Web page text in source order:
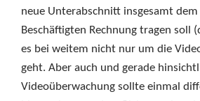
neue Unterabschnitt insgesamt
Beschäftigten Rechnung tragen soll
es bei weitem nicht nur um die
geht. Aber auch und gerade
Videoüberwachung sollte einmal